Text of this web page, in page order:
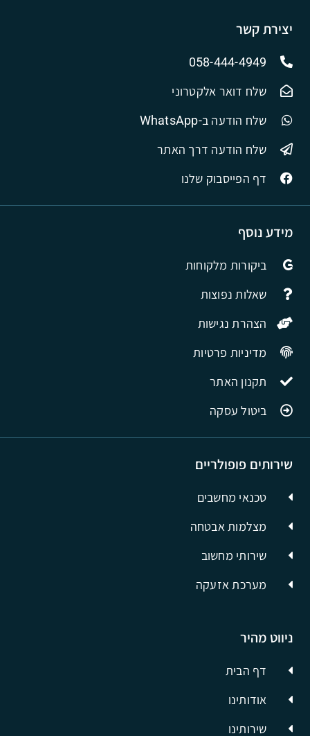
ניווט מהיר
דף הבית
אודותינו
שירותינו
שירותים פופולריים
טכנאי מחשבים
מצלמות אבטחה
שירותי מחשוב
מערכת אזעקה
מידע נוסף
ביקורות מלקוחות
שאלות נפוצות
הצהרת נגישות
מדיניות פרטיות
תקנון האתר
ביטול עסקה
יצירת קשר
058-444-4949
שלח דואר אלקטרוני
שלח הודעה ב-WhatsApp
שלח הודעה דרך האתר
דף הפייסבוק שלנו